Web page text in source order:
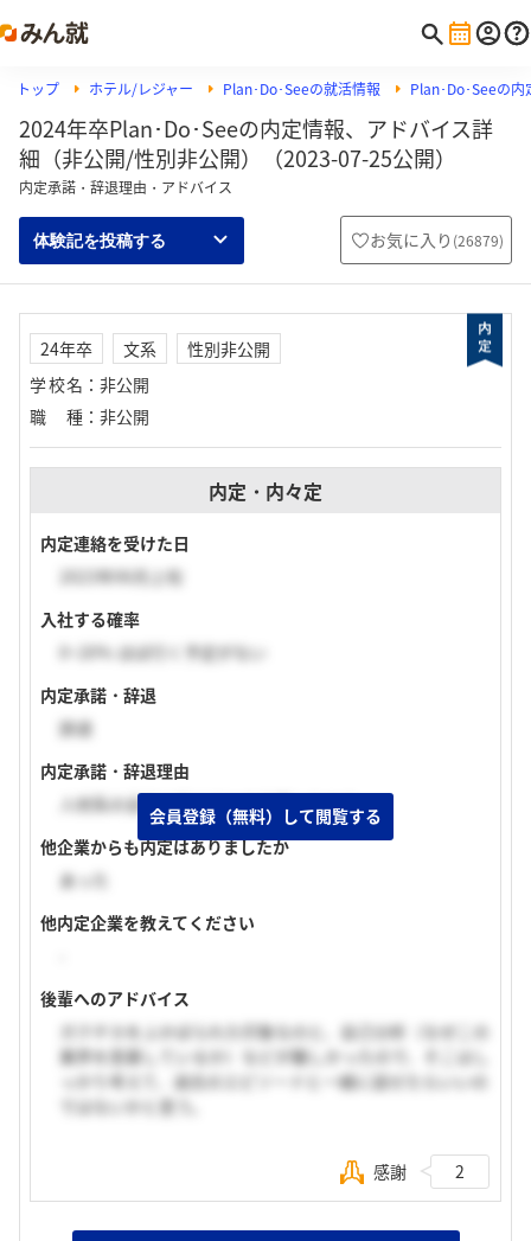
トップ ホテル/レジャー Plan･Do･Seeの就活情報 Plan･Do･Seeの
2024年卒Plan･Do･Seeの内定情報、アドバイス詳
細（非公開/性別非公開）（2023-07-25公開）
内定承諾・辞退理由・アドバイス
体験記を投稿する お気に入り (26879)
24年卒 文系
性別非公開
学校名 ： 非公開
職種 ： 非公開
内定・内々定
内定連絡を受けた日
2023年06月上旬
入社する確率
0~20% ほぼ行く予定がない
内定承諾・辞退
辞退
内定承諾・辞退理由
人材系の会社に行くことを決意したから
他企業からも内定はありましたか
あった
他内定企業を教えてください
後輩へのアドバイス
ガクチカをふかぼられた印象なのと、自己分析（なぜこの
業界を思慕しているか）などが難しかったので、そこはし
っかり考えて、過去のエピソードと一緒に話せたらいいの
ではないかと思う。
会員登録（無料）して閲覧する
感謝 2